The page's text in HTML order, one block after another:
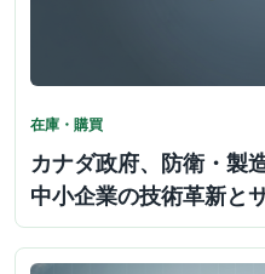
在庫・購買
カナダ政府、防衛・製
中小企業の技術革新と